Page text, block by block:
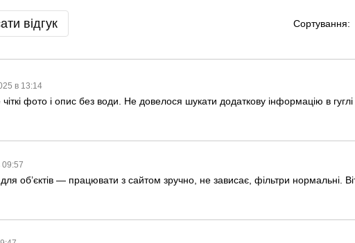
відгук Сортування:
в 13:14
фото і опис без води. Не довелося шукати додаткову інформацію в гуглі
09:57
об’єктів — працювати з сайтом зручно, не зависає, фільтри нормальні.